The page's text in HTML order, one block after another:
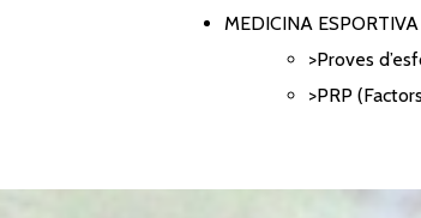
MEDICINA ESPORTIVA
>Proves
>PRP